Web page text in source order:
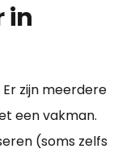
in
zijn meerdere
een vakman.
(soms zelfs